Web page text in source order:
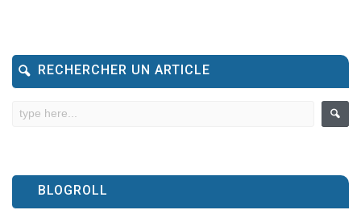
RECHERCHER UN ARTICLE
BLOGROLL